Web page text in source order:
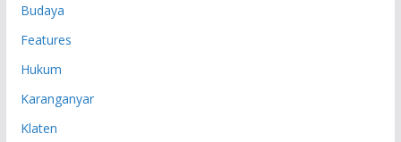
Budaya
Features
Hukum
Karanganyar
Klaten